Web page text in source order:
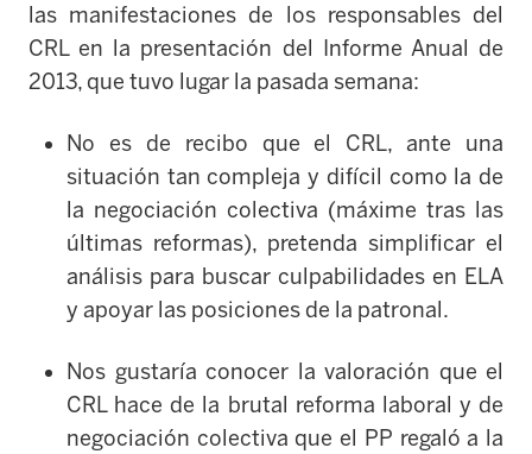
las manifestaciones de los responsables del
CRL en la presentación del Informe Anual de
2013, que tuvo lugar la pasada semana:
No es de recibo que el CRL, ante una
situación tan compleja y difícil como la de
la negociación colectiva (máxime tras las
últimas reformas), pretenda simplificar el
análisis para buscar culpabilidades en ELA
y apoyar las posiciones de la patronal.
Nos gustaría conocer la valoración que el
CRL hace de la brutal reforma laboral y de
negociación colectiva que el PP regaló a la